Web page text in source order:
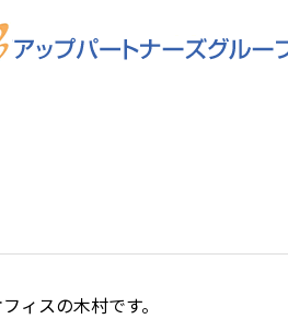
ィスの木村です。